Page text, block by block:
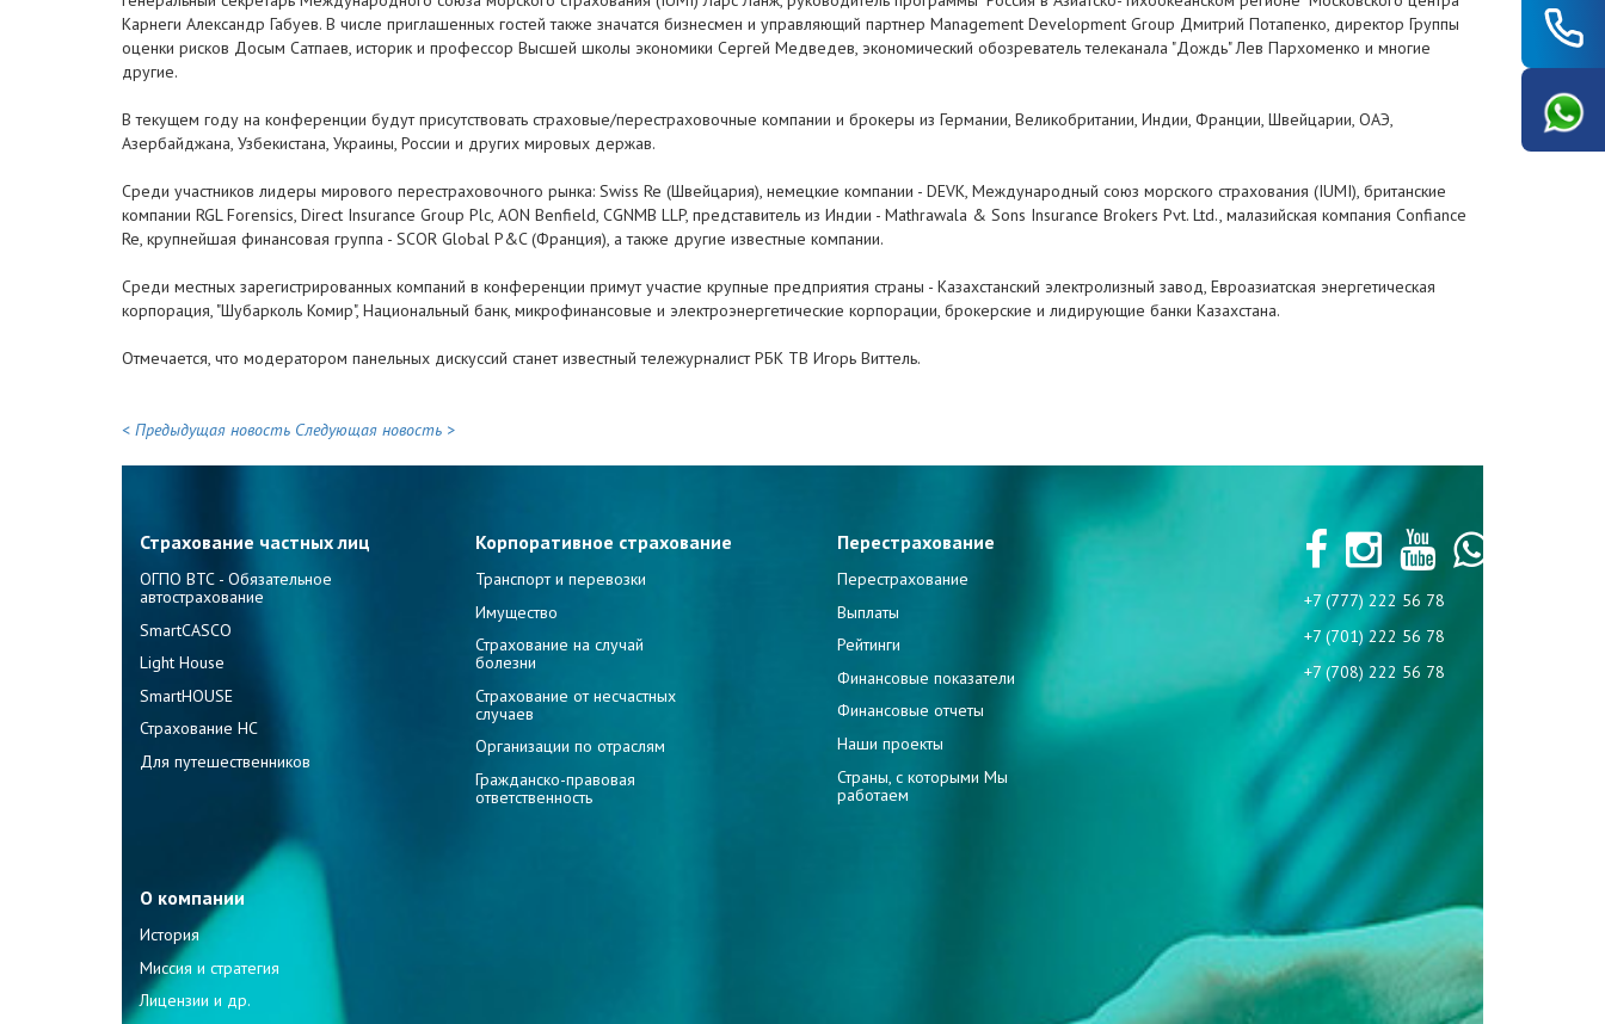
Карнеги Александр Габуев. В числе приглашенных гостей также значатся бизнесмен и управляющий партнер Management Development Group Дмитрий Потапенко, директор Группы
оценки рисков Досым Сатпаев, историк и профессор Высшей школы экономики Сергей Медведев, экономический обозреватель телеканала "Дождь" Лев Пархоменко и многие
другие.
В текущем году на конференции будут присутствовать страховые/перестраховочные компании и брокеры из Германии, Великобритании, Индии, Франции, Швейцарии, ОАЭ,
Азербайджана, Узбекистана, Украины, России и других мировых держав.
Среди участников лидеры мирового перестраховочного рынка: Swiss Re (Швейцария), немецкие компании - DEVK, Международный союз морского страхования (IUMI), британские
компании RGL Forensics, Direct Insurance Group Plc, AON Benfield, CGNMB LLP, представитель из Индии - Mathrawala & Sons Insurance Brokers Pvt. Ltd., малазийская компания Confiance
Re, крупнейшая финансовая группа - SCOR Global P&C (Франция), а также другие известные компании.
Среди местных зарегистрированных компаний в конференции примут участие крупные предприятия страны - Казахстанский электролизный завод, Евроазиатская энергетическая
корпорация, "Шубарколь Комир", Национальный банк, микрофинансовые и электроэнергетические корпорации, брокерские и лидирующие банки Казахстана.
Отмечается, что модератором панельных дискуссий станет известный тележурналист РБК ТВ Игорь Виттель.
< Предыдущая новость Следующая новость >
Страхование частных лиц
ОГПО ВТС - Обязательное
автострахование
SmartCASCO
Light House
SmartHOUSE
Страхование НС
Для путешественников
Корпоративное страхование
Транспорт и перевозки
Имущество
Страхование на случай
болезни
Страхование от несчастных
случаев
Организации по отраслям
Гражданско-правовая
ответственность
Перестрахование
Перестрахование
Выплаты
Рейтинги
Финансовые показатели
Финансовые отчеты
Наши проекты
Страны, с которыми Мы
работаем
О компании
История
Миссия и стратегия
Лицензии и др.
+7 (777) 222 56 78
+7 (701) 222 56 78
+7 (708) 222 56 78